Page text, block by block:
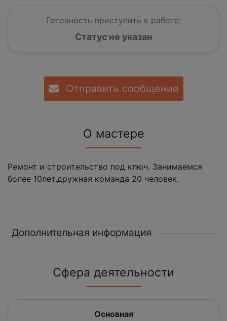
Готовность приступить к работе:
Статус не указан
Отправить сообщение
О мастере
Ремонт и строительство под ключ. Занимаемся
более 10лет.дружная команда 20 человек.
Дополнительная информация
Сфера деятельности
Основная